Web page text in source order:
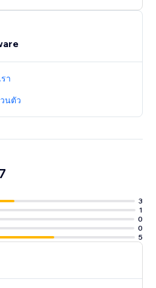
า
นตัว
3
1
0
0
5